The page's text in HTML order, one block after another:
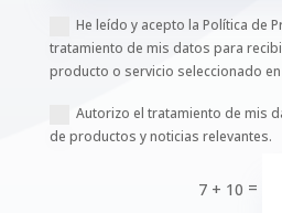
He leído y acepto la Política de
tratamiento de mis datos para
producto o servicio seleccionado
Autorizo el tratamiento de mis
de productos y noticias relevantes.
7 + 10 =